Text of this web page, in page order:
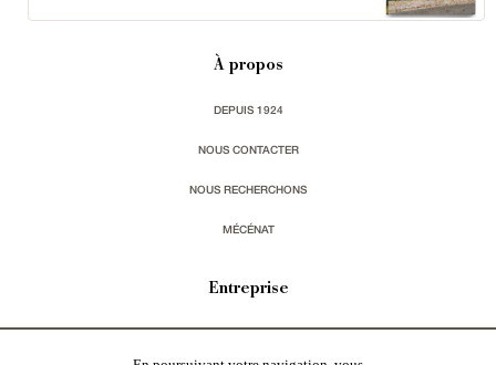
À propos
DEPUIS 1924
NOUS CONTACTER
NOUS RECHERCHONS
MÉCÉNAT
Entreprise
NOUS REJOINDRE